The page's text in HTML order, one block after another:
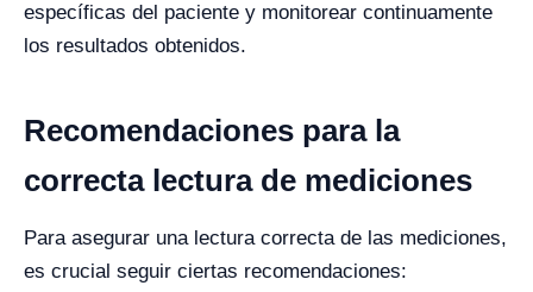
específicas del paciente y monitorear continuamente
los resultados obtenidos.
Recomendaciones para la
correcta lectura de mediciones
Para asegurar una lectura correcta de las mediciones,
es crucial seguir ciertas recomendaciones: